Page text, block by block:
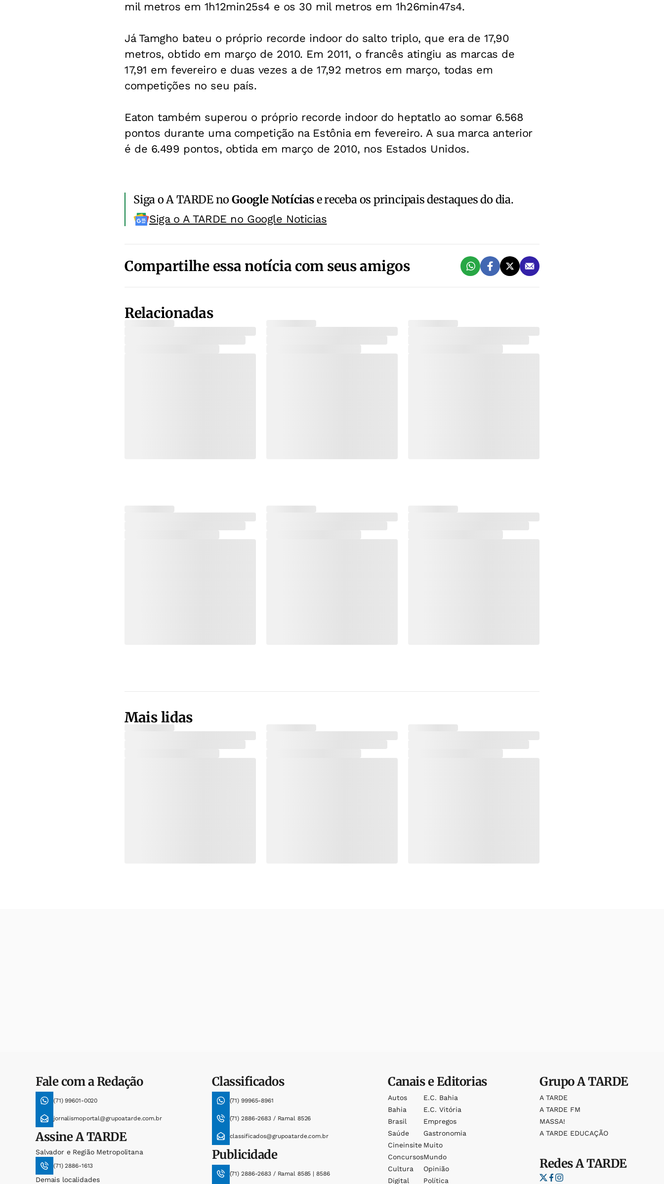
mil metros em 1h12min25s4 e os 30 mil metros em 1h26min47s4.
Já Tamgho bateu o próprio recorde indoor do salto triplo, que era de 17,90
metros, obtido em março de 2010. Em 2011, o francês atingiu as marcas de
17,91 em fevereiro e duas vezes a de 17,92 metros em março, todas em
competições no seu país.
Eaton também superou o próprio recorde indoor do heptatlo ao somar 6.568
pontos durante uma competição na Estônia em fevereiro. A sua marca anterior
é de 6.499 pontos, obtida em março de 2010, nos Estados Unidos.
Siga o A TARDE noGoogle Notíciase receba os principais destaques do dia.
Siga o A TARDE no Google Noticias
Compartilhe essa notícia com seus amigos
Relacionadas
Mais lidas
Fale com a Redação
(71) 99601-0020
jornalismoportal@grupoatarde.com.br
AssineA TARDE
Salvador e Região Metropolitana
(71) 2886-1613
Demais localidades
Classificados
(71) 99965-8961
(71) 2886-2683 / Ramal 8526
classificados@grupoatarde.com.br
Publicidade
(71) 2886-2683 / Ramal 8585 | 8586
Canais e Editorias
Autos
Bahia
Brasil
Saúde
Cineinsite
Concursos
Cultura
Digital
E.c. Bahia
E.c. Vitória
Empregos
Gastronomia
Muito
Mundo
Opinião
Política
GrupoA TARDE
A TARDE
A TARDE FM
MASSA!
A TARDE EDUCAÇÃO
RedesA TARDE